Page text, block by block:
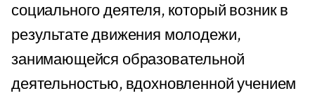
социального деятеля, который возник в
результате движения молодежи,
занимающейся образовательной
деятельностью, вдохновленной учением